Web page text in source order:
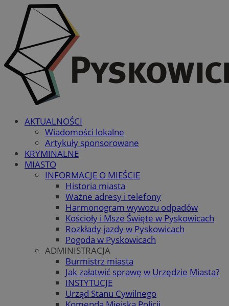
AKTUALNOŚCI
Wiadomości lokalne
Artykuły sponsorowane
KRYMINALNE
MIASTO
INFORMACJE O MIEŚCIE
Historia miasta
Ważne adresy i telefony
Harmonogram wywozu odpadów
Kościoły i Msze Święte w Pyskowicach
Rozkłady jazdy w Pyskowicach
Pogoda w Pyskowicach
ADMINISTRACJA
Burmistrz miasta
Jak załatwić sprawę w Urzędzie Miasta?
INSTYTUCJE
Urząd Stanu Cywilnego